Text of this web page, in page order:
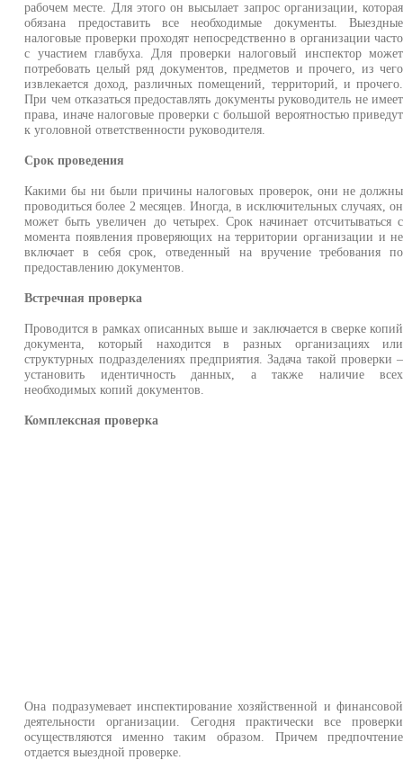
рабочем месте. Для этого он высылает запрос организации, которая
обязана предоставить все необходимые документы. Выездные
налоговые проверки проходят непосредственно в организации часто
с участием главбуха. Для проверки налоговый инспектор может
потребовать целый ряд документов, предметов и прочего, из чего
извлекается доход, различных помещений, территорий, и прочего.
При чем отказаться предоставлять документы руководитель не имеет
права, иначе налоговые проверки с большой вероятностью приведут
к уголовной ответственности руководителя.
Срок проведения
Какими бы ни были причины налоговых проверок, они не должны
проводиться более 2 месяцев. Иногда, в исключительных случаях, он
может быть увеличен до четырех. Срок начинает отсчитываться с
момента появления проверяющих на территории организации и не
включает в себя срок, отведенный на вручение требования по
предоставлению документов.
Встречная проверка
Проводится в рамках описанных выше и заключается в сверке копий
документа, который находится в разных организациях или
структурных подразделениях предприятия. Задача такой проверки –
установить идентичность данных, а также наличие всех
необходимых копий документов.
Комплексная проверка
Она подразумевает инспектирование хозяйственной и финансовой
деятельности организации. Сегодня практически все проверки
осуществляются именно таким образом. Причем предпочтение
отдается выездной проверке.